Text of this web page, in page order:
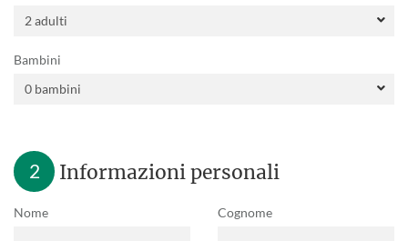
Bambini
2 Informazioni personali
Nome Cognome